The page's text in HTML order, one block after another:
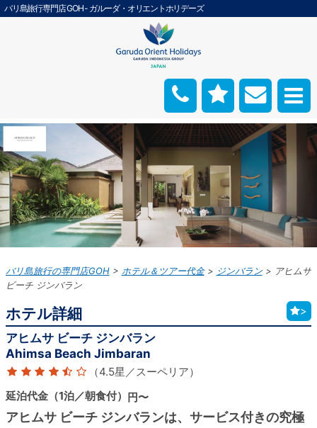
バリ島旅行専門店 GOH - ガルーダ・オリエントホリデーズ
バリ島旅行の専門店GOH ホテル＆ツアー代金 ジンバラン
アヒムサ
ビーチ ジンバラン
ホテル詳細 >
アヒムサ ビーチ ジンバラン
Ahimsa Beach Jimbaran
（4.5星／スーペリア）
延泊代金（1泊／朝食付） 円〜
アヒムサ ビーチ ジンバランは、サービス付きの究極